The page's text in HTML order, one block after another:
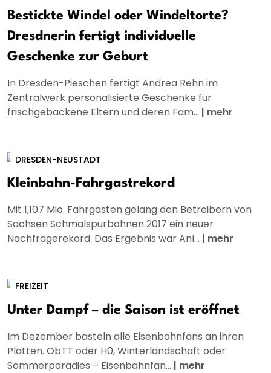
Bestickte Windel oder Windeltorte?
Dresdnerin fertigt individuelle
Geschenke zur Geburt
In Dresden-Pieschen fertigt Andrea Rehn im
Zentralwerk personalisierte Geschenke für
frischgebackene Eltern und deren Fam... | mehr
DRESDEN-NEUSTADT
Kleinbahn-Fahrgastrekord
Mit 1,107 Mio. Fahrgästen gelang den Betreibern von
Sachsen Schmalspurbahnen 2017 ein neuer
Nachfragerekord. Das Ergebnis war Anl... | mehr
FREIZEIT
Unter Dampf – die Saison ist eröffnet
Im Dezember basteln alle Eisenbahnfans an ihren
Platten. ObTT oder H0, Winterlandschaft oder
Sommerparadies – Eisenbahnfan... | mehr